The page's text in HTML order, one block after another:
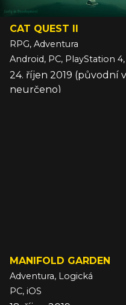
CAT QUEST II
RPG, Adventura
Android, PC, PlayStation
24. říjen 2019 (původní
neurčeno)
MANIFOLD GARDEN
Adventura, Logická
PC, iOS